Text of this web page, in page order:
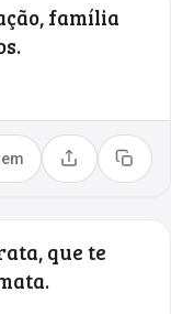
família
Compartilhar
Copiar
que te